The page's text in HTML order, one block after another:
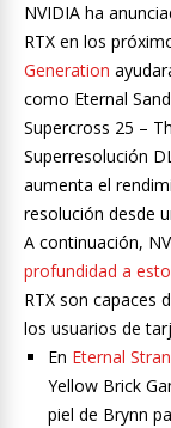
NVIDIA ha
RTX en los
Generation
como Eternal
Supercross 25 –
Superresolución
aumenta el
resolución desde
A continuación,
profundidad a
RTX son capaces
los usuarios de
En Eternal
Yellow Brick
piel de Brynn